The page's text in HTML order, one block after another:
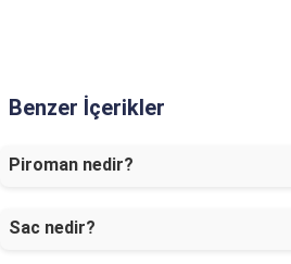
Benzer İçerikler
Piroman nedir?
Sac nedir?